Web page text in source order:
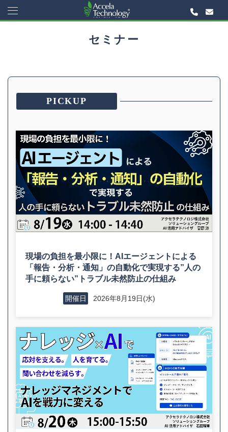
セミナー
PICKUP
現場の負担を最小限に！AIエージェントによる
「報告・分析・通知」の自動化で実現する”人の
手に頼らない”トラブル未然防止の仕組み
開催日 2026年8月19日(水)